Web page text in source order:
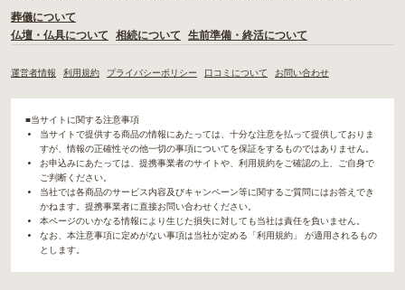
葬儀について
仏壇・仏具について
相続について 生前準備・終活について
運営者情報 利用規約 プライバシーポリシー 口コミについて お問い合わせ
■当サイトに関する注意事項
当サイトで提供する商品の情報にあたっては、十分な注意を払って提供しておりま
すが、情報の正確性その他一切の事項についてを保証をするものではありません。
お申込みにあたっては、提携事業者のサイトや、利用規約をご確認の上、ご自身で
ご判断ください。
当社では各商品のサービス内容及びキャンペーン等に関するご質問にはお答えでき
かねます。提携事業者に直接お問い合わせください。
本ページのいかなる情報により生じた損失に対しても当社は責任を負いません。
なお、本注意事項に定めがない事項は当社が定める「利用規約」 が適用されるもの
とします。